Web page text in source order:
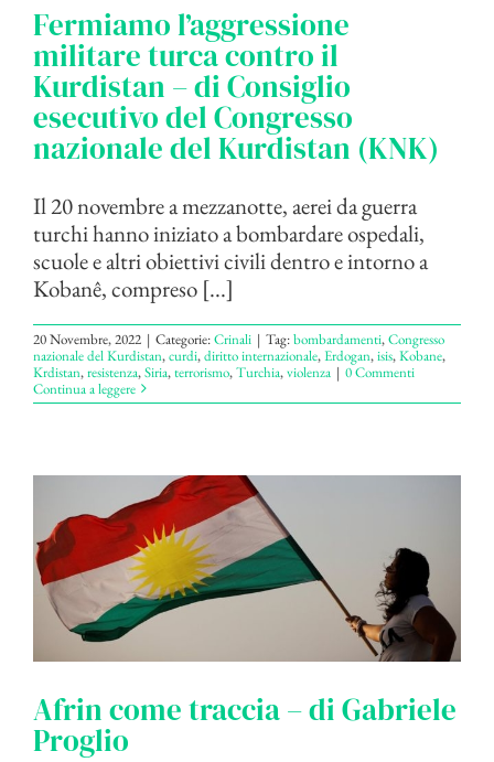
Fermiamo l’aggressione
militare turca contro il
Kurdistan – di Consiglio
esecutivo del Congresso
nazionale del Kurdistan (KNK)
Il 20 novembre a mezzanotte, aerei da guerra
turchi hanno iniziato a bombardare ospedali,
scuole e altri obiettivi civili dentro e intorno a
Kobanê, compreso [...]
20 Novembre, 2022 | Categorie:Crinali | Tag:bombardamenti,Congresso
nazionale del Kurdistan,curdi,diritto internazionale,Erdogan,isis,Kobane,
Krdistan,resistenza,Siria,terrorismo,Turchia,violenza | 0 Commenti
Continua a leggere
Afrin come traccia – di Gabriele
Proglio